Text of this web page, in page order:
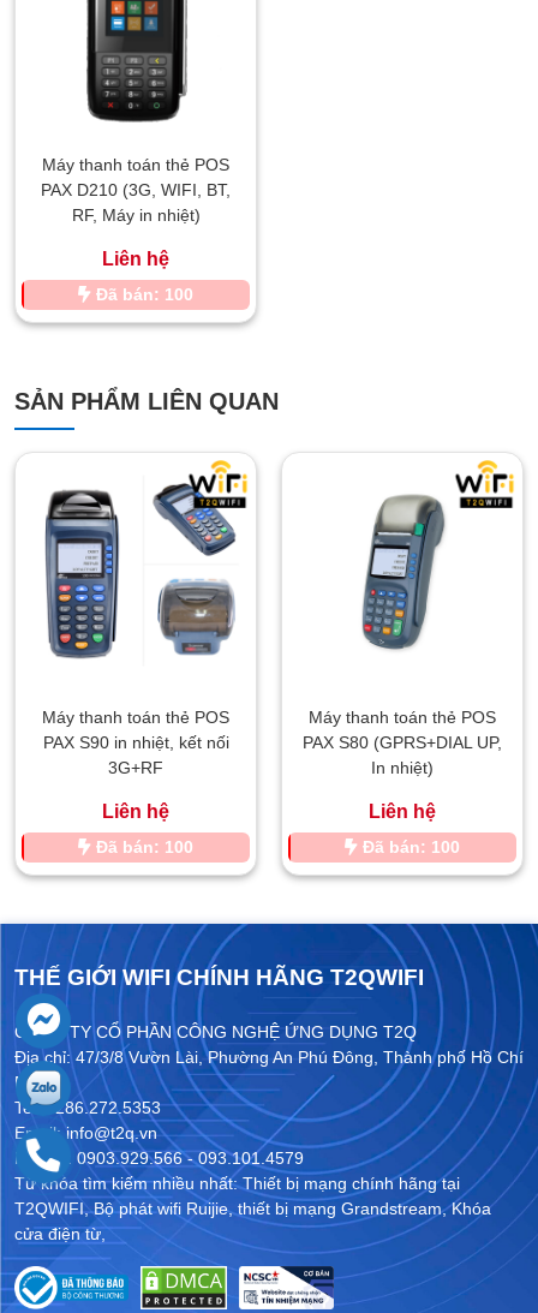
Máy thanh toán thẻ POS
PAX D210 (3G, WIFI, BT,
RF, Máy in nhiệt)
Liên hệ
Đã bán: 100
SẢN PHẨM LIÊN QUAN
Máy thanh toán thẻ POS
PAX S90 in nhiệt, kết nối
3G+RF
Liên hệ
Đã bán: 100
Máy thanh toán thẻ POS
PAX S80 (GPRS+DIAL UP,
In nhiệt)
Liên hệ
Đã bán: 100
THẾ GIỚI WIFI CHÍNH HÃNG T2QWIFI
CÔNG TY CỔ PHẦN CÔNG NGHỆ ỨNG DỤNG T2Q
Địa chỉ: 47/3/8 Vườn Lài, Phường An Phú Đông, Thành phố Hồ Chí
Minh
Tel: 0286.272.5353
Email: info@t2q.vn
Hotline: 0903.929.566 - 093.101.4579
Từ khóa tìm kiếm nhiều nhất:Thiết bị mạng chính hãng tại
T2QWIFI,Bộ phát wifi Ruijie,thiết bị mạng Grandstream,Khóa
cửa điện từ,